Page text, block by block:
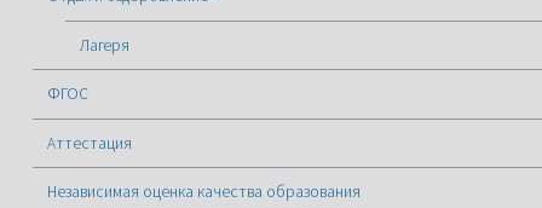
Лагеря
ФГОС
Аттестация
Независимая оценка качества образования